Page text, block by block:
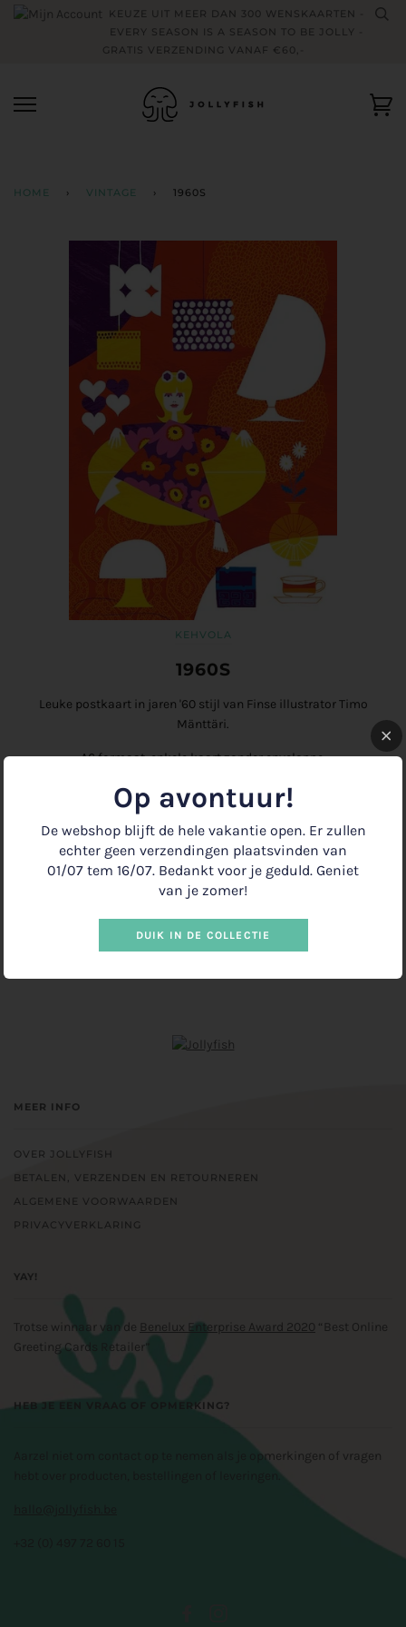
KEUZE UIT MEER DAN 300 WENSKAARTEN -
EVERY SEASON IS A SEASON TO BE JOLLY -
GRATIS VERZENDING VANAF €60,-
HOME › VINTAGE › 1960S
KEHVOLA
1960S
Leuke postkaart in jaren '60 stijl van Finse illustrator Timo
Mänttäri.
A6 formaat, enkele kaart zonder enveloppe.
IN WINKELMANDJE •
MEER INFO
OVER JOLLYFISH
BETALEN, VERZENDEN EN RETOURNEREN
ALGEMENE VOORWAARDEN
PRIVACYVERKLARING
YAY!
Trotse winnaar van de Benelux Enterprise Award 2020 “Best Online
Greeting Cards Retailer”
HEB JE EEN VRAAG OF OPMERKING?
Aarzel niet om contact op te nemen als je opmerkingen of vragen
hebt over producten, bestellingen of leveringen.
Op avontuur!
De webshop blijft de hele vakantie open. Er zullen
echter geen verzendingen plaatsvinden van
01/07 tem 16/07. Bedankt voor je geduld. Geniet
van je zomer!
DUIK IN DE COLLECTIE